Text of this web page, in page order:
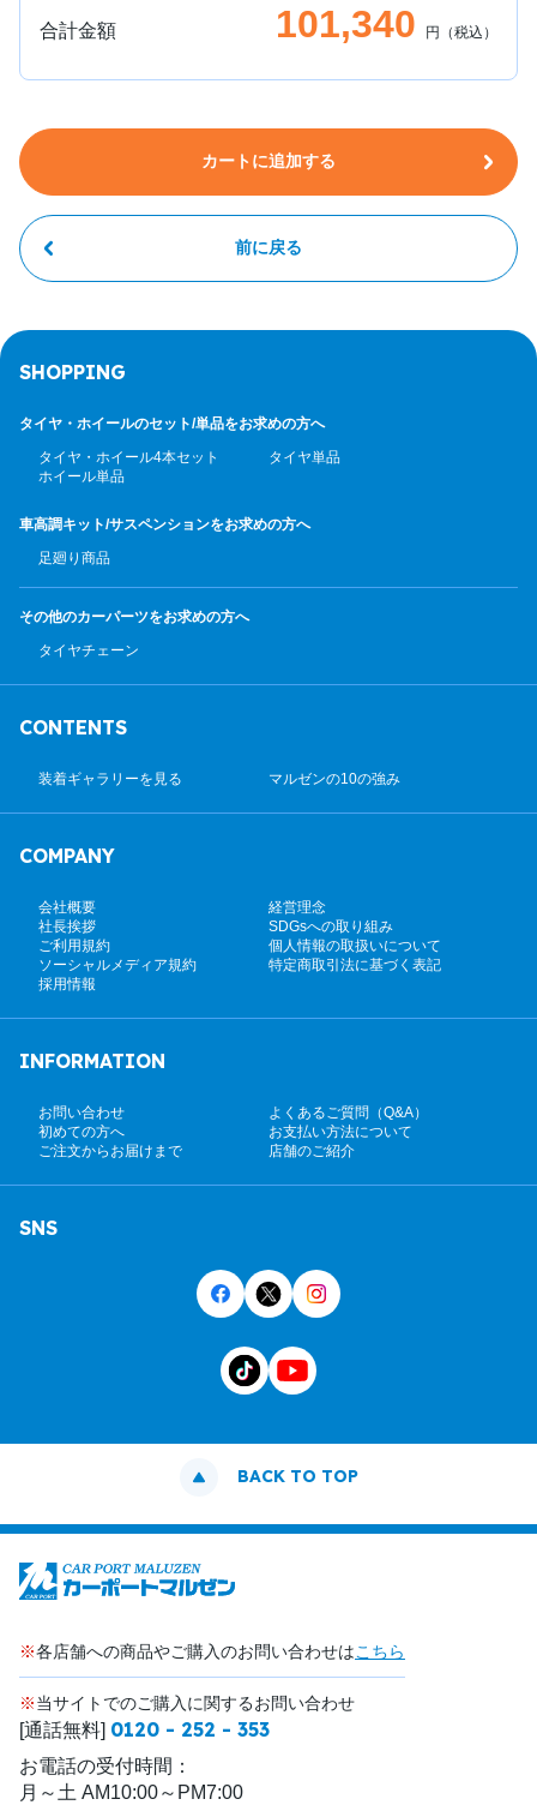
合計金額 101,340 円（税込）
カートに追加する
前に戻る
SHOPPING
タイヤ・ホイールのセット/単品をお求めの方へ
タイヤ・ホイール4本セット
タイヤ単品
ホイール単品
車高調キット/サスペンションをお求めの方へ
足廻り商品
その他のカーパーツをお求めの方へ
タイヤチェーン
CONTENTS
装着ギャラリーを見る マルゼンの10の強み
COMPANY
会社概要
経営理念
社長挨拶
SDGsへの取り組み
ご利用規約
個人情報の取扱いについて
ソーシャルメディア規約
特定商取引法に基づく表記
採用情報
INFORMATION
お問い合わせ
よくあるご質問（Q&A）
初めての方へ
お支払い方法について
ご注文からお届けまで
店舗のご紹介
SNS
BACK TO TOP
※各店舗への商品やご購入のお問い合わせはこちら
※当サイトでのご購入に関するお問い合わせ
[通話無料] 0120 - 252 - 353
お電話の受付時間：
月～土 AM10:00～PM7:00